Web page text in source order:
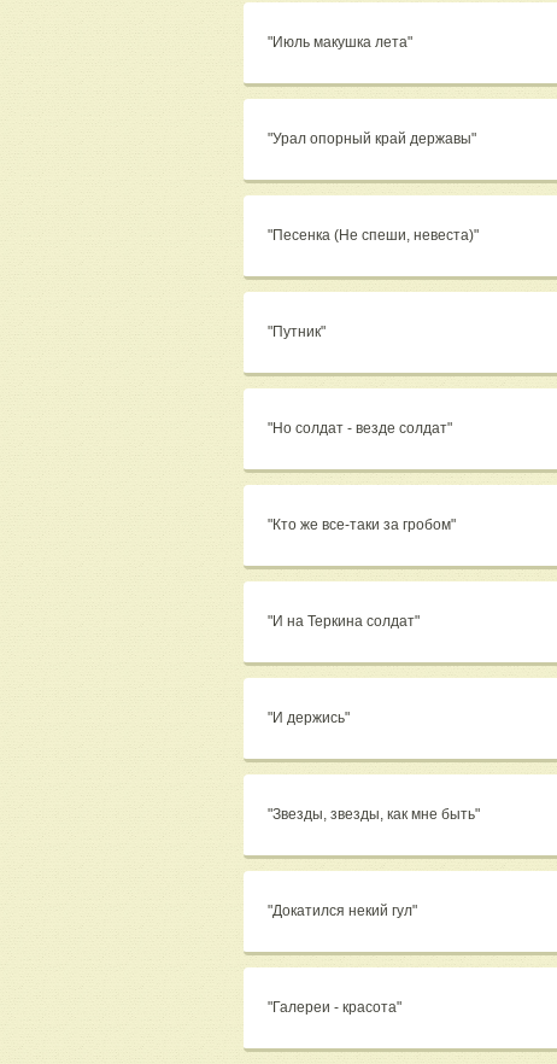
"Июль макушка лета"
"Урал опорный край державы"
"Песенка (Не спеши, невеста)"
"Путник"
"Но солдат - везде солдат"
"Кто же все-таки за гробом"
"И на Теркина солдат"
"И держись"
"Звезды, звезды, как мне быть"
"Докатился некий гул"
"Галереи - красота"